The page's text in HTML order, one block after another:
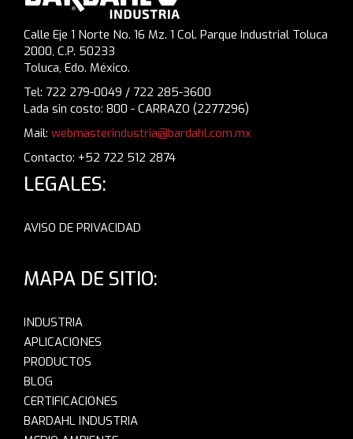
Calle Eje 1 Norte No. 16 Mz. 1 Col. Parque Industrial Toluca
2000, C.P. 50233
Toluca, Edo. México.
Tel: 722 279-0049 / 722 285-3600
Lada sin costo: 800 - CARRAZO (2277296)
Mail: webmasterindustria@bardahl.com.mx
Contacto: +52 722 512 2874
LEGALES:
AVISO DE PRIVACIDAD
MAPA DE SITIO:
INDUSTRIA
APLICACIONES
PRODUCTOS
BLOG
CERTIFICACIONES
BARDAHL INDUSTRIA